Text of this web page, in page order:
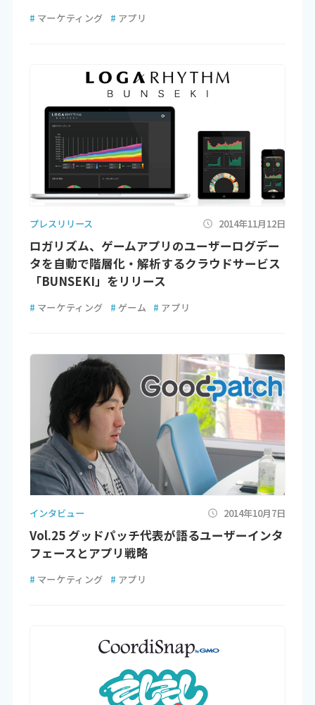
# マーケティング # アプリ
プレスリリース 2014年11月12日
ロガリズム、ゲームアプリのユーザーログデー
タを自動で階層化・解析するクラウドサービス
「BUNSEKI」をリリース
# マーケティング # ゲーム # アプリ
インタビュー 2014年10月7日
Vol.25 グッドパッチ代表が語るユーザーインタ
フェースとアプリ戦略
# マーケティング # アプリ